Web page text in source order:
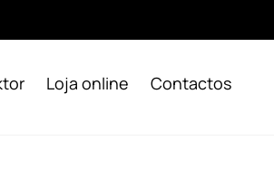
Loja online Contactos